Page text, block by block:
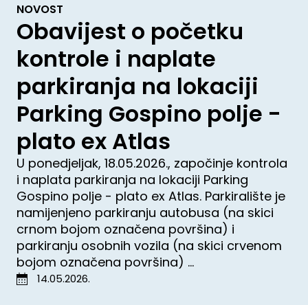
NOVOST
Obavijest o početku
kontrole i naplate
parkiranja na lokaciji
Parking Gospino polje -
plato ex Atlas
U ponedjeljak, 18.05.2026., započinje kontrola
i naplata parkiranja na lokaciji Parking
Gospino polje - plato ex Atlas. Parkiralište je
namijenjeno parkiranju autobusa (na skici
crnom bojom označena površina) i
parkiranju osobnih vozila (na skici crvenom
bojom označena površina) ...
14.05.2026.